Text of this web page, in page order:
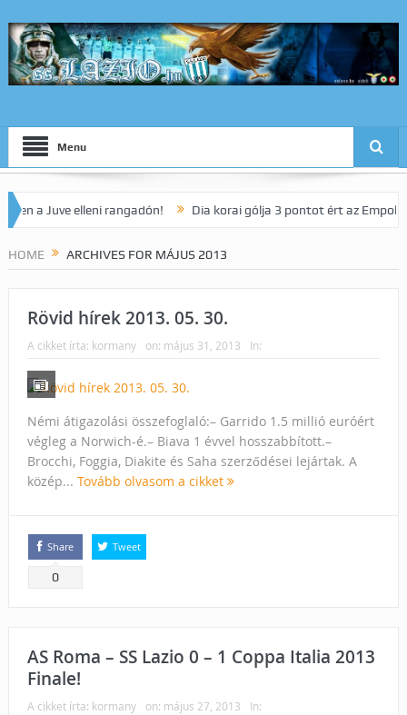
Menu
elleni rangadón! Dia korai gólja 3 pontot ért az Empoli
HOME ARCHIVES FOR MÁJUS 2013
Rövid hírek 2013. 05. 30.
A cikket írta: kormany on: május 31, 2013 In:
Némi átigazolási összefoglaló:– Garrido 1.5 millió euróért
végleg a Norwich-é.– Biava 1 évvel hosszabbított.–
Brocchi, Foggia, Diakite és Saha szerződései lejártak. A
közép... Tovább olvasom a cikket
Share
0
Tweet
AS Roma – SS Lazio 0 – 1 Coppa Italia 2013
Finale!
A cikket írta: kormany on: május 27, 2013 In: